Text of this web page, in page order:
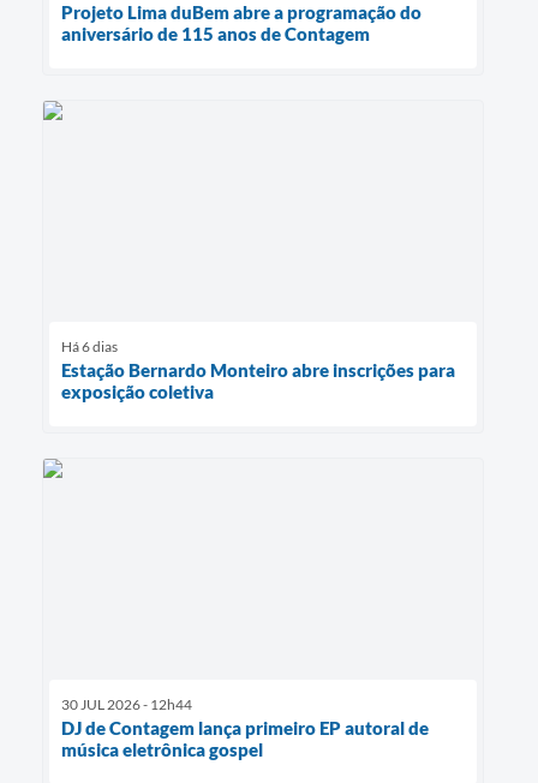
Projeto Lima duBem abre a programação do
aniversário de 115 anos de Contagem
Há 6 dias
Estação Bernardo Monteiro abre inscrições para
exposição coletiva
30 JUL 2026 - 12h44
DJ de Contagem lança primeiro EP autoral de
música eletrônica gospel